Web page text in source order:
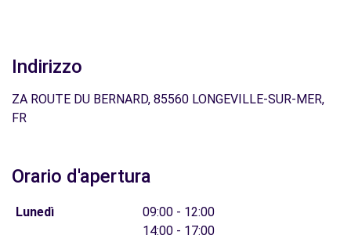
Indirizzo
ZA ROUTE DU BERNARD, 85560 LONGEVILLE-SUR-MER,
FR
Orario d'apertura
Lunedì
09:00 - 12:00
14:00 - 17:00